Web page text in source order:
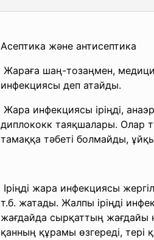
Асептика және антисептика
Жараға шаң-тозаңмен,
инфекциясы деп атайды.
Жара инфекциясы іріңді,
диплококк таяқшалары. Олар
тамаққа тәбеті болмайды,
Іріңді жара инфекциясы
т.б. жатады. Жалпы іріңді
жағдайда сырқаттың жағдайы
қанның құрамы өзгереді, тері